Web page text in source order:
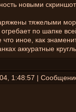
новыми
тяжелыми
по шапке
иное, как
аккуратные
1:48:57 |